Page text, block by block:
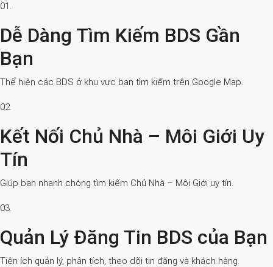
01.
Dễ Dàng Tìm Kiếm BDS Gần
Bạn
Thể hiện các BDS ở khu vực bạn tìm kiếm trên Google Map.
02.
Kết Nối Chủ Nhà – Môi Giới Uy
Tín
Giúp bạn nhanh chóng tìm kiếm Chủ Nhà – Môi Giới uy tín.
03.
Quản Lý Đăng Tin BDS của Bạn
Tiện ích quản lý, phân tích, theo dõi tin đăng và khách hàng.